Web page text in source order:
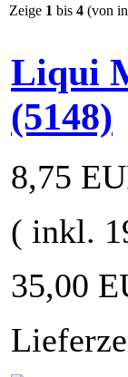
Zeige 1 bis 4 (von
Liqui
(5148)
8,75
( inkl.
35,00